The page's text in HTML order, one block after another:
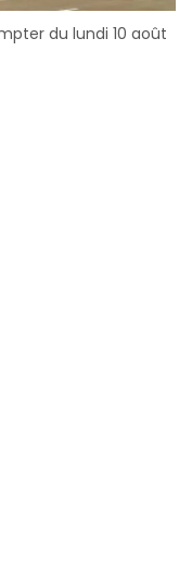
du lundi 10 août